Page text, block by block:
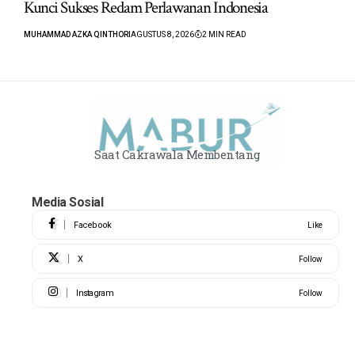
Kunci Sukses Redam Perlawanan Indonesia
MUHAMMAD AZKA QINTHORI AGUSTUS 8, 2026 2 MIN READ
Saat Cakrawala Membentang
Media Sosial
Facebook Like
X Follow
Instagram Follow